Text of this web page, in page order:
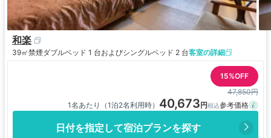
和楽
39㎡禁煙ダブルベッド 1 台およびシングルベッド 2 台客室の詳細
15%OFF
47,850円
1名あたり（1泊2名利用時） 40,673
日付を指定して宿泊プランを探す